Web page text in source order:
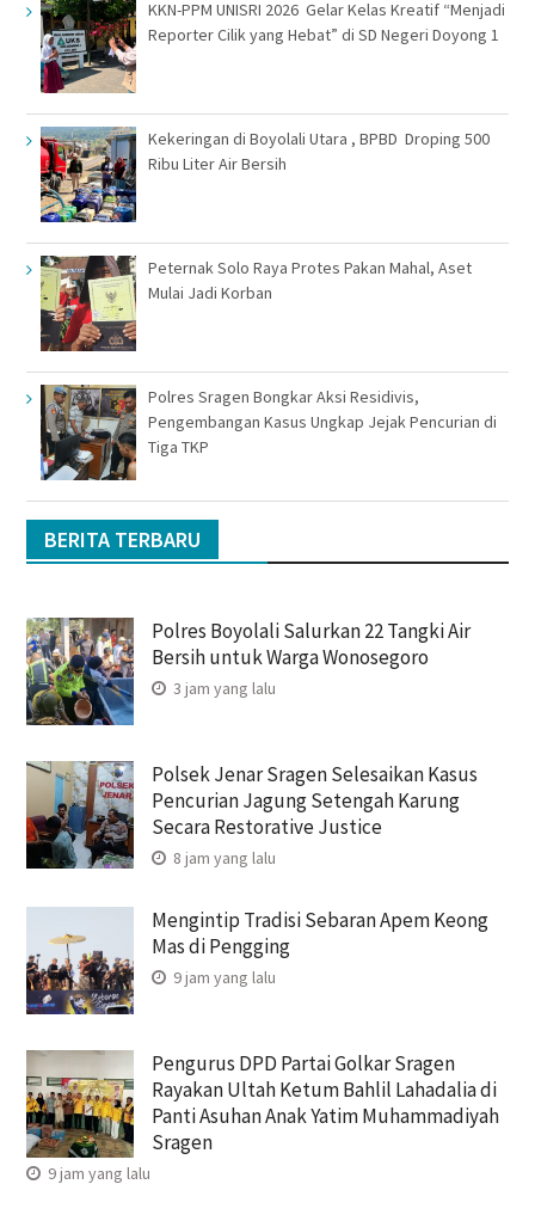
KKN-PPM UNISRI 2026 Gelar Kelas Kreatif “Menjadi
Reporter Cilik yang Hebat” di SD Negeri Doyong 1
Kekeringan di Boyolali Utara , BPBD Droping 500
Ribu Liter Air Bersih
Peternak Solo Raya Protes Pakan Mahal, Aset
Mulai Jadi Korban
Polres Sragen Bongkar Aksi Residivis,
Pengembangan Kasus Ungkap Jejak Pencurian di
Tiga TKP
BERITA TERBARU
Polres Boyolali Salurkan 22 Tangki Air
Bersih untuk Warga Wonosegoro
3 jam yang lalu
Polsek Jenar Sragen Selesaikan Kasus
Pencurian Jagung Setengah Karung
Secara Restorative Justice
8 jam yang lalu
Mengintip Tradisi Sebaran Apem Keong
Mas di Pengging
9 jam yang lalu
Pengurus DPD Partai Golkar Sragen
Rayakan Ultah Ketum Bahlil Lahadalia di
Panti Asuhan Anak Yatim Muhammadiyah
Sragen
9 jam yang lalu